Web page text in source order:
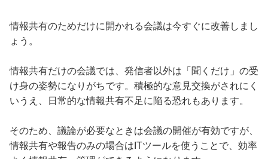
情報共有のためだけに開かれる会議は今すぐに改善しまし
ょう。
情報共有だけの会議では、発信者以外は「聞くだけ」の受
け身の姿勢になりがちです。積極的な意見交換がされにく
いうえ、日常的な情報共有不足に陥る恐れもあります。
そのため、議論が必要なときは会議の開催が有効ですが、
情報共有や報告のみの場合はITツールを使うことで、効率